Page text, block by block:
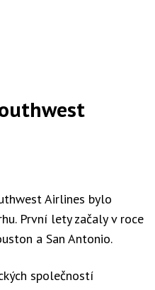
Airlines bylo
První lety začaly v roce
a San Antonio.
společností